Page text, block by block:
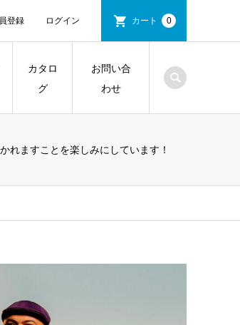
登録 ログイン カート 0
カタロ
グ
お問い合
わせ
れますことを楽しみにしています！